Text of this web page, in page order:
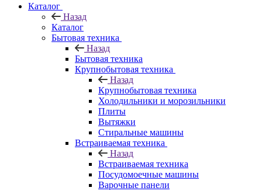
Каталог
Назад
Каталог
Бытовая техника
Назад
Бытовая техника
Крупнобытовая техника
Назад
Крупнобытовая техника
Холодильники и морозильники
Плиты
Вытяжки
Стиральные машины
Встраиваемая техника
Назад
Встраиваемая техника
Посудомоечные машины
Варочные панели